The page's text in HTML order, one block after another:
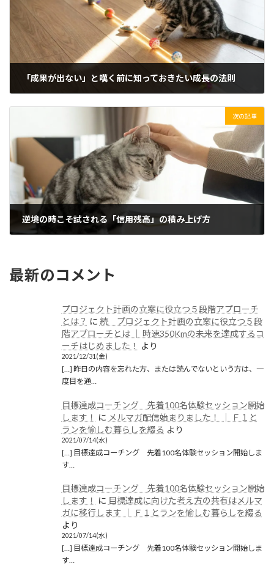
「成果が出ない」と嘆く前に知っておきたい成長の法則
次の記事
逆境の時こそ試される「信用残高」の積み上げ方
最新のコメント
プロジェクト計画の立案に役立つ５段階アプローチ
とは？ に 続 プロジェクト計画の立案に役立つ５段
階アプローチとは │ 時速350Kmの未来を達成するコ
ーチはじめました！
より
2021/12/31(金)
[…] 昨日の内容を忘れた方、または読んでないという方は、一
度目を通…
目標達成コーチング 先着100名体験セッション開始
します！
に メルマガ配信始まりました！ │ Ｆ１と
ランを愉しむ暮らしを綴る より
2021/07/14(水)
[…] 目標達成コーチング 先着100名体験セッション開始しま
す…
目標達成コーチング 先着100名体験セッション開始
します！
に 目標達成に向けた考え方の共有はメルマ
ガに移行します │ Ｆ１とランを愉しむ暮らしを綴る
より
2021/07/14(水)
[…] 目標達成コーチング 先着100名体験セッション開始しま
す…